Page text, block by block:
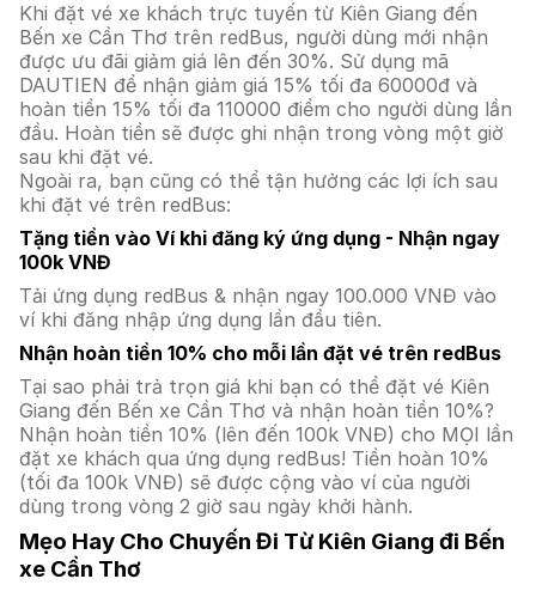
Khi đặt vé xe khách trực tuyến từ Kiên Giang đến
Bến xe Cần Thơ trên redBus, người dùng mới nhận
được ưu đãi giảm giá lên đến 30%. Sử dụng mã
DAUTIEN để nhận giảm giá 15% tối đa 60000đ và
hoàn tiền 15% tối đa 110000 điểm cho người dùng lần
đầu. Hoàn tiền sẽ được ghi nhận trong vòng một giờ
sau khi đặt vé.
Ngoài ra, bạn cũng có thể tận hưởng các lợi ích sau
khi đặt vé trên redBus:
Tặng tiền vào Ví khi đăng ký ứng dụng - Nhận ngay
100k VNĐ
Tải ứng dụng redBus & nhận ngay 100.000 VNĐ vào
ví khi đăng nhập ứng dụng lần đầu tiên.
Nhận hoàn tiền 10% cho mỗi lần đặt vé trên redBus
Tại sao phải trả trọn giá khi bạn có thể đặt vé Kiên
Giang đến Bến xe Cần Thơ và nhận hoàn tiền 10%?
Nhận hoàn tiền 10% (lên đến 100k VNĐ) cho MỌI lần
đặt xe khách qua ứng dụng redBus! Tiền hoàn 10%
(tối đa 100k VNĐ) sẽ được cộng vào ví của người
dùng trong vòng 2 giờ sau ngày khởi hành.
Mẹo Hay Cho Chuyến Đi Từ Kiên Giang đi Bến
xe Cần Thơ